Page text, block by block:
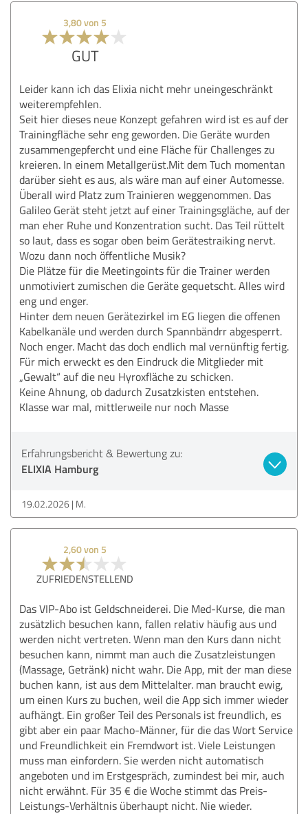
3,80 von 5
GUT
Leider kann ich das Elixia nicht mehr uneingeschränkt
weiterempfehlen.
Seit hier dieses neue Konzept gefahren wird ist es auf der
Trainingfläche sehr eng geworden. Die Geräte wurden
zusammengepfercht und eine Fläche für Challenges zu
kreieren. In einem Metallgerüst.Mit dem Tuch momentan
darüber sieht es aus, als wäre man auf einer Automesse.
Überall wird Platz zum Trainieren weggenommen. Das
Galileo Gerät steht jetzt auf einer Trainingsgläche, auf der
man eher Ruhe und Konzentration sucht. Das Teil rüttelt
so laut, dass es sogar oben beim Gerätestraiking nervt.
Wozu dann noch öffentliche Musik?
Die Plätze für die Meetingoints für die Trainer werden
unmotiviert zumischen die Geräte gequetscht. Alles wird
eng und enger.
Hinter dem neuen Gerätezirkel im EG liegen die offenen
Kabelkanäle und werden durch Spannbändrr abgesperrt.
Noch enger. Macht das doch endlich mal vernünftig fertig.
Für mich erweckt es den Eindruck die Mitglieder mit
„Gewalt“ auf die neu Hyroxfläche zu schicken.
Keine Ahnung, ob dadurch Zusatzkisten entstehen.
Klasse war mal, mittlerweile nur noch Masse
Erfahrungsbericht & Bewertung zu:
ELIXIA Hamburg
19.02.2026 M.
2,60 von 5
ZUFRIEDENSTELLEND
Das VIP-Abo ist Geldschneiderei. Die Med-Kurse, die man
zusätzlich besuchen kann, fallen relativ häufig aus und
werden nicht vertreten. Wenn man den Kurs dann nicht
besuchen kann, nimmt man auch die Zusatzleistungen
(Massage, Getränk) nicht wahr. Die App, mit der man diese
buchen kann, ist aus dem Mittelalter. man braucht ewig,
um einen Kurs zu buchen, weil die App sich immer wieder
aufhängt. Ein großer Teil des Personals ist freundlich, es
gibt aber ein paar Macho-Männer, für die das Wort Service
und Freundlichkeit ein Fremdwort ist. Viele Leistungen
muss man einfordern. Sie werden nicht automatisch
angeboten und im Erstgespräch, zumindest bei mir, auch
nicht erwähnt. Für 35 € die Woche stimmt das Preis-
Leistungs-Verhältnis überhaupt nicht. Nie wieder.